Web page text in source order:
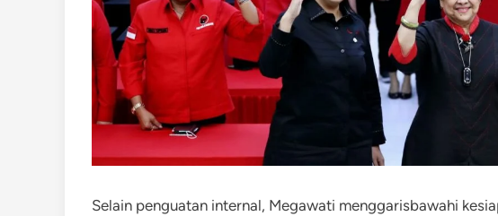
Selain penguatan internal, Megawati menggarisbawahi